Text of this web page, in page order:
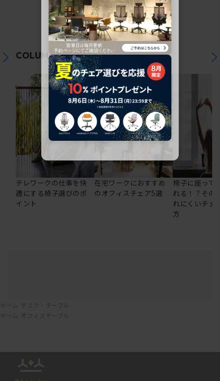
COLUMN関連コラム
テレワークの仕事を快
適にする椅子選びのポ
イント
在宅ワークにおすすめ
のオフィスチェア5選
椅子に座って
れる！？その
れにくいチェ
方
ホーム デスク・テーブル
ホーム
オフィステーブル